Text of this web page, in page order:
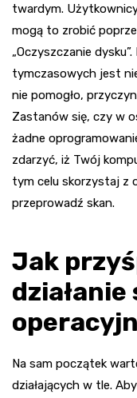
twardym.
mogą to zrobić
„Oczyszczanie
tymczasowych jest
nie pomogło,
Zastanów się, czy w
żadne
zdarzyć, iż Twój
tym celu skorzystaj z
przeprowadź skan.
Jak
Na sam początek
działających w tle.